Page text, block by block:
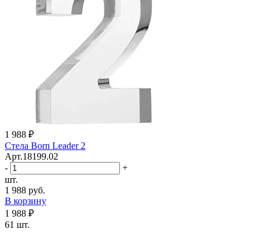
1 988 ₽
Стела Born Leader 2
Арт.18199.02
-
+
шт.
1 988 руб.
В корзину
1 988 ₽
61 шт.